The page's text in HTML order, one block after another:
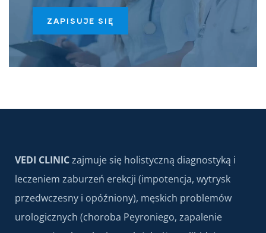
ZAPISUJE SIĘ
VEDI CLINICzajmuje się holistyczną diagnostyką i
leczeniem zaburzeń erekcji (impotencja, wytrysk
przedwczesny i opóźniony), męskich problemów
urologicznych (choroba Peyroniego, zapalenie